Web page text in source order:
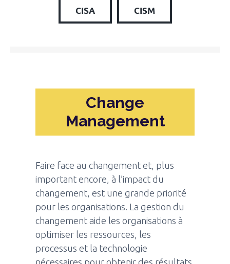
CISA CISM
Change
Management
Faire face au changement et, plus
important encore, à l’impact du
changement, est une grande priorité
pour les organisations. La gestion du
changement aide les organisations à
optimiser les ressources, les
processus et la technologie
nécessaires pour obtenir des résultats